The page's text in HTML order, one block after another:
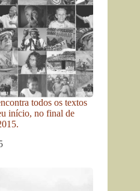
todos os textos
início, no final de